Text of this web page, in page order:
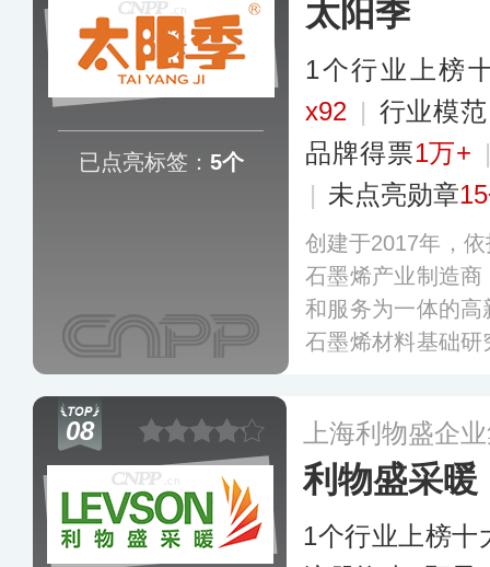
已点亮标签： 5个
太阳季
1个行业上榜
x92 | 行业模
品牌得票1万+
| 未点亮勋章
创建于2017年，
石墨烯产业制造
和服务为一体的
石墨烯材料基础
更多
08 上海利物盛企
利物盛采暖
1个行业上榜十